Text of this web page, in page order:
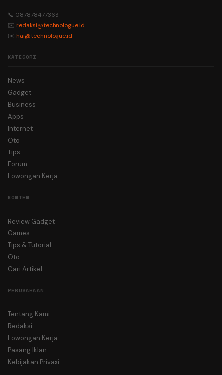
📞 087878477366
✉️ redaksi@technologue.id
✉️ hai@technologue.id
KATEGORI
News
Gadget
Business
Apps
Internet
Oto
Tips
Forum
Lowongan Kerja
KONTEN
Review Gadget
Games
Tips & Tutorial
Oto
Cari Artikel
PERUSAHAAN
Tentang Kami
Redaksi
Lowongan Kerja
Pasang Iklan
Kebijakan Privasi